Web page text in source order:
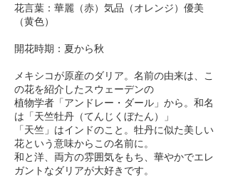
花言葉：華麗（赤）気品（オレンジ）優美
（黄色）
開花時期：夏から秋
メキシコが原産のダリア。名前の由来は、こ
の花を紹介したスウェーデンの
植物学者「アンドレー・ダール」から。和名
は「天竺牡丹（てんじくぼたん）」
「天竺」はインドのこと。牡丹に似た美しい
花という意味からこの名前に。
和と洋、両方の雰囲気をもち、華やかでエレ
ガントなダリアが大好きです。